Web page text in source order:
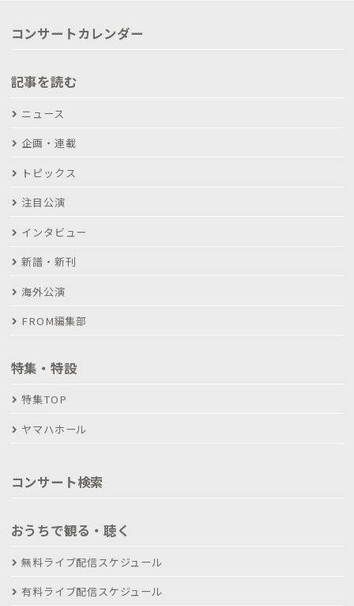
コンサートカレンダー
記事を読む
ニュース
企画・連載
トピックス
注目公演
インタビュー
新譜・新刊
海外公演
FROM編集部
特集・特設
特集TOP
ヤマハホール
コンサート検索
おうちで観る・聴く
無料ライブ配信スケジュール
有料ライブ配信スケジュール